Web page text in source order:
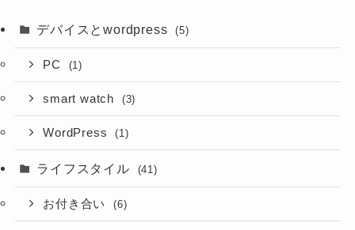
デバイスとwordpress (5)
PC (1)
smart watch (3)
WordPress (1)
ライフスタイル (41)
お付き合い (6)